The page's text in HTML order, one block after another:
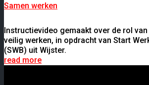
Samen werken
Instructievideo gemaakt over de rol
veilig werken, in opdracht van Start
(SWB) uit Wijster.
read more